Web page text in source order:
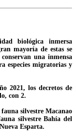
biológica inmersa
mayoría de estas se
una inmensa
especies migratorias y
2021, los decretos de
con 2.
silvestre Macanao
silvestre Bahía del
Esparta.